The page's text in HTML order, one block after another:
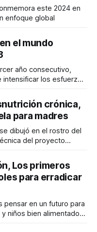
este 2024 en
enfoque global
el mundo
año consecutivo,
crónica,
para madres
del proyecto
cumplió su primer año
Los primeros
para erradicar
niños bien alimentados